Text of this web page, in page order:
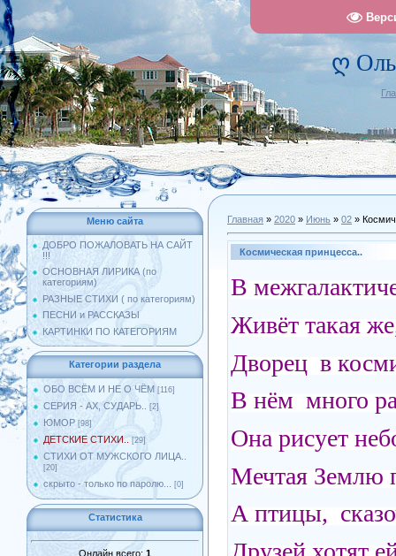
ღ
Меню сайта
ДОБРО ПОЖАЛОВАТЬ НА САЙТ
!!!
ОСНОВНАЯ ЛИРИКА (по
категориям)
РАЗНЫЕ СТИХИ ( по категориям)
ПЕСНИ и РАССКАЗЫ
КАРТИНКИ ПО КАТЕГОРИЯМ
Категории раздела
ОБО ВСЁМ И НЕ О ЧЁМ [116]
СЕРИЯ - АХ, СУДАРЬ.. [2]
ЮМОР [98]
ДЕТСКИЕ СТИХИ.. [29]
СТИХИ ОТ МУЖСКОГО ЛИЦА..
[20]
скрыто - только по паролю... [0]
Статистика
Онлайн всего: 1
Главная » 2020 » Июнь » 02 »
Космическая принцесса..
В
Живёт такая
Дворец в
В нём много
Она рисует
Мечтая Землю
А птицы,